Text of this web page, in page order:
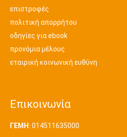
επιστροφές
πολιτική απορρήτου
οδηγίες για ebook
προνόμια μέλους
εταιρική κοινωνική ευθύνη
Επικοινωνία
ΓΕΜΗ: 014511635000